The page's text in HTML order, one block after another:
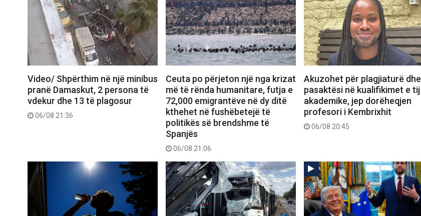
Video/ Shpërthim në një minibus
pranë Damaskut, 2 persona të
vdekur dhe 13 të plagosur
06/08 21:36
Ceuta po përjeton një nga krizat
më të rënda humanitare, futja e
72,000 emigrantëve në dy ditë
kthehet në fushëbetejë të
politikës së brendshme të
Spanjës
06/08 21:06
Akuzohet për plagjiaturë dhe
pasaktësi në kualifikimet e tij
akademike, jep dorëheqjen
profesori i Kembrixhit
06/08 20:45